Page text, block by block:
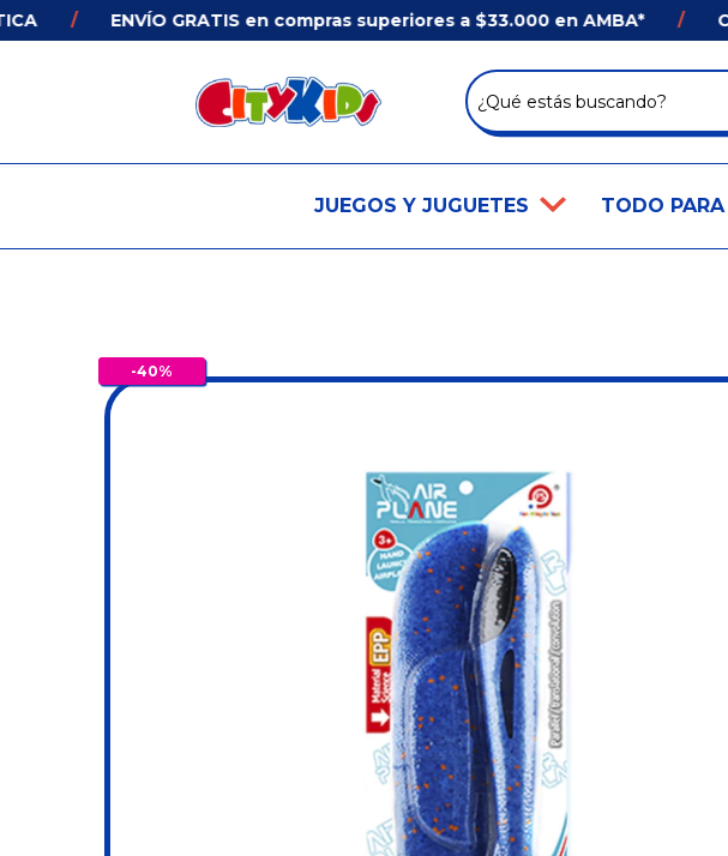
/ ENVÍO GRATIS en compras superiores a $33.000 en AMBA* /
JUEGOS Y JUGUETES TODO PARA
-40%